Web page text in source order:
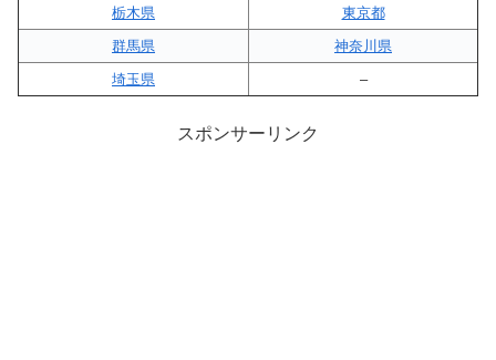
栃木県
東京都
群馬県
神奈川県
埼玉県
–
スポンサーリンク